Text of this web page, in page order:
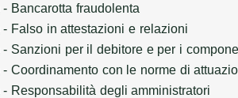
- Bancarotta fraudolenta
- Falso in attestazioni e relazioni
- Sanzioni per il debitore e per i
- Coordinamento con le norme di
- Responsabilità degli amministratori